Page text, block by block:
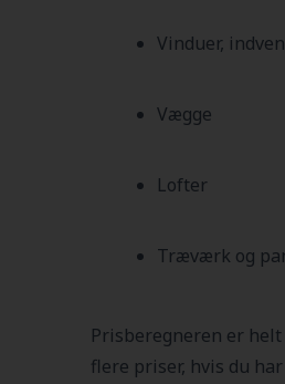
Vinduer,
Vægge
Lofter
Træværk og
Prisberegneren er
flere priser, hvis du